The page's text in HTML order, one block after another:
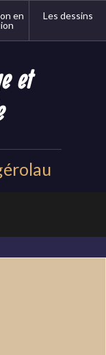
en
Les dessins
et